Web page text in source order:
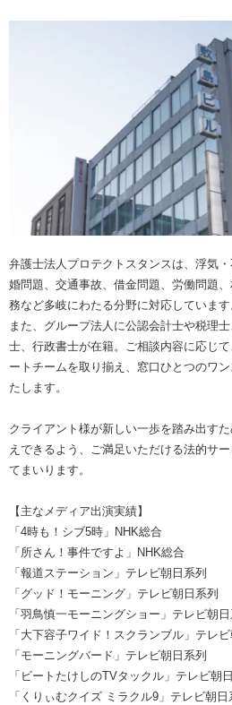
弁護士法人プロテクトスタンスは、浮気
婚問題、交通事故、借金問題、労働問題
務など多岐にわたる分野に対応しています
また、グループ法人に公認会計士や税理
士、行政書士が在籍。ご相談内容に応じ
ートチームを取り揃え、窓口ひとつのワ
たします。
クライアント様が新しい一歩を踏み出す
えできるよう、ご満足いただける法的サ
てまいります。
【主なメディア出演実績】
「4時も！シブ5時」NHK総合
「所さん！事件ですよ」NHK総合
「報道ステーション」テレビ朝日系列
「グッド！モーニング」テレビ朝日系列
「羽鳥慎一モーニングショー」テレビ朝日
「大下容子ワイド！スクランブル」テレビ
「モーニングバード」テレビ朝日系列
「ビートたけしのTVタックル」テレビ朝
「くりぃむクイズ ミラクル9」テレビ朝日